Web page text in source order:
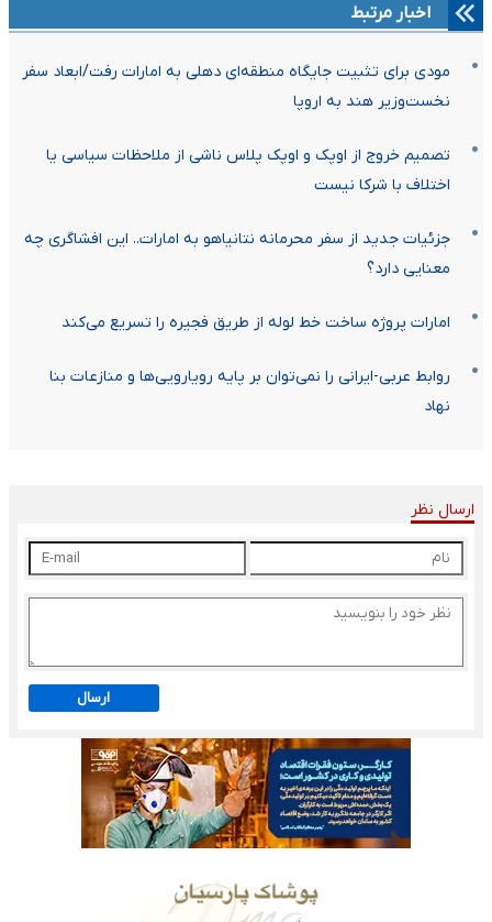
اخبار مرتبط
مودی برای تثبیت جایگاه منطقه‌ای دهلی به امارات رفت/ابعاد سفر
نخست‌وزیر هند به اروپا
تصمیم خروج از اوپک و اوپک پلاس ناشی از ملاحظات سیاسی یا
اختلاف با شرکا نیست
جزئیات جدید از سفر محرمانه نتانیاهو به امارات.. این افشاگری چه
معنایی دارد؟
امارات پروژه ساخت خط لوله از طریق فجیره را تسریع می‌کند
روابط عربی-ایرانی را نمی‌توان بر پایه رویارویی‌ها و منازعات بنا
نهاد
ارسال نظر
ارسال